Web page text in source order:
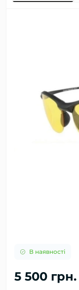
В наявності
5 500 грн.